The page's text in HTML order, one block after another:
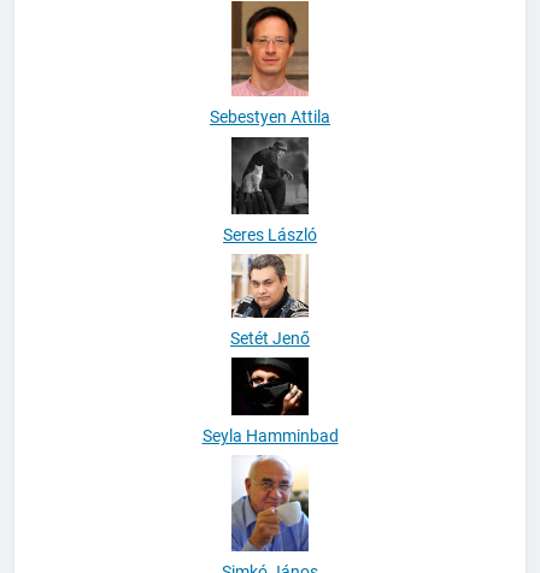
Sebestyen Attila
Seres László
Setét Jenő
Seyla Hamminbad